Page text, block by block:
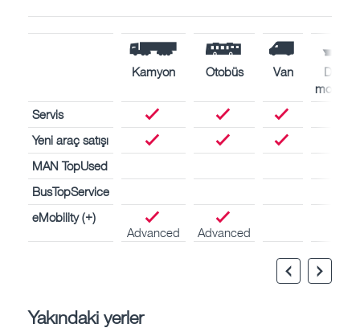
Kamyon Otobüs Van
Deniz
motorları
Servis
Yeni araç satışı
MAN TopUsed
BusTopService
eMobility (+)
Advanced
Advanced
Yakındaki yerler